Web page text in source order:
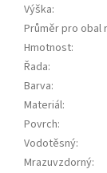
Výška:
Průměr pro obal
Hmotnost:
Řada:
Barva:
Materiál:
Povrch:
Vodotěsný:
Mrazuvzdorný: